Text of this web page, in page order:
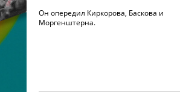
Он опередил Киркорова, Баскова и
Моргенштерна.